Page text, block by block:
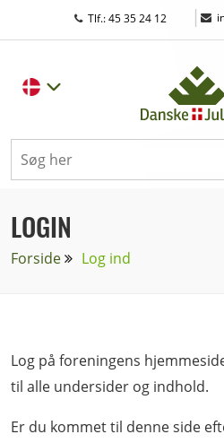
Tlf.: 45 35 24 12 |
LOGIN
Forside Log ind
Log på foreningens
til alle undersider og indhold.
Er du kommet til denne side